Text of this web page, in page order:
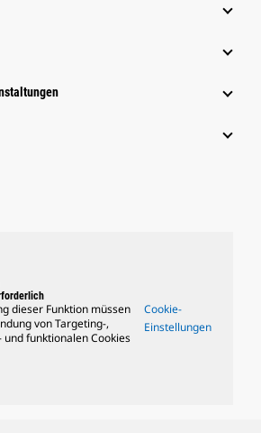
dieser Funktion müssen
von Targeting-,
und funktionalen Cookies
Cookie-
Einstellungen